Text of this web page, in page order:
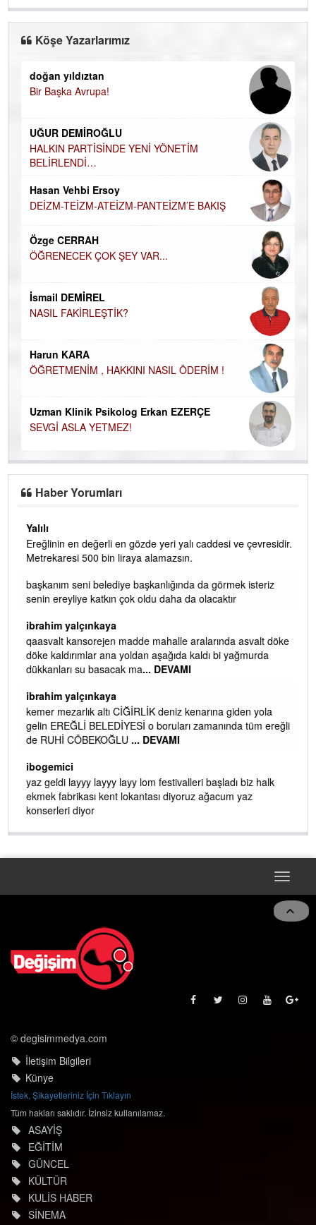
Köşe Yazarlarımız
doğan yıldıztan
Bir Başka Avrupa!
UĞUR DEMİROĞLU
HALKIN PARTİSİNDE YENİ YÖNETİM
BELİRLENDİ…
Hasan Vehbi Ersoy
DEİZM-TEİZM-ATEİZM-PANTEİZM’E BAKIŞ
Özge CERRAH
ÖĞRENECEK ÇOK ŞEY VAR...
İsmail DEMİREL
NASIL FAKİRLEŞTİK?
Harun KARA
ÖĞRETMENİM , HAKKINI NASIL ÖDERİM !
Uzman Klinik Psikolog Erkan EZERÇE
SEVGİ ASLA YETMEZ!
Haber Yorumları
Yalılı
Ereğlinin en değerli en gözde yeri yalı caddesi ve çevresidir.
Metrekaresi 500 bin liraya alamazsın.
başkanım seni belediye başkanlığında da görmek isteriz
senin ereyliye katkın çok oldu daha da olacaktır
ibrahim yalçınkaya
qaasvalt kansorejen madde mahalle aralarında asvalt döke
döke kaldırımlar ana yoldan aşağıda kaldı bi yağmurda
dükkanları su basacak ma... DEVAMI
ibrahim yalçınkaya
kemer mezarlık altı CİĞİRLİK deniz kenarına giden yola
gelin EREĞLİ BELEDİYESİ o boruları zamanında tüm ereğli
de RUHİ CÖBEKOĞLU ... DEVAMI
ibogemici
yaz geldi layyy layyy layy lom festivalleri başladı biz halk
ekmek fabrikası kent lokantası diyoruz ağacum yaz
konserleri diyor
Toggle
© degisimmedya.com
İletişim Bilgileri
Künye
İstek, Şikayetleriniz İçin Tıklayın
Tüm hakları saklıdır. İzinsiz kullanılamaz.
ASAYİŞ
EĞİTİM
GÜNCEL
KÜLTÜR
KULİS HABER
SİNEMA